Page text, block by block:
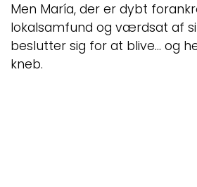
Men María, der er dybt
lokalsamfund og værdsat af
beslutter sig for at blive… og
kneb.